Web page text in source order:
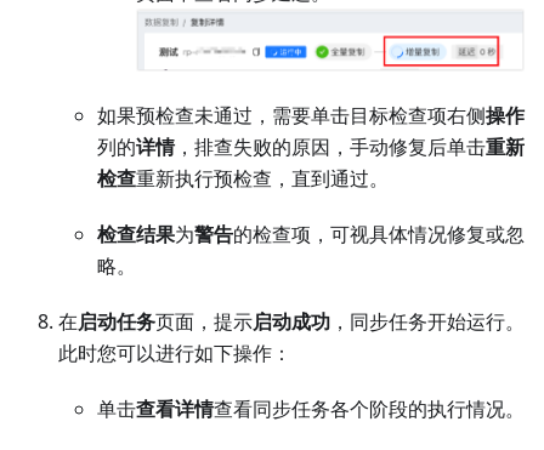
如果预检查未通过，需要单击目标检查项右侧操作
列的详情，排查失败的原因，手动修复后单击重新
检查重新执行预检查，直到通过。
检查结果为警告的检查项，可视具体情况修复或忽
略。
在启动任务页面，提示启动成功 ，同步任务开始运行。
此时您可以进行如下操作：
单击查看详情查看同步任务各个阶段的执行情况。